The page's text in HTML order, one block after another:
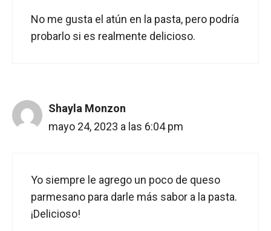
No me gusta el atún en la pasta, pero podría
probarlo si es realmente delicioso.
Shayla Monzon
mayo 24, 2023 a las 6:04 pm
Yo siempre le agrego un poco de queso
parmesano para darle más sabor a la pasta.
¡Delicioso!